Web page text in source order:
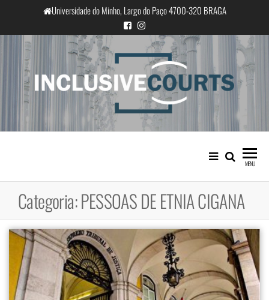
o
conteúdo
Universidade do Minho, Largo do Paço 4700-320 BRAGA
InclusiveCourts
Igualdade e diferença cultural na
prática judicial portuguesa
MENU
Categoria:PESSOAS DE ETNIA CIGANA